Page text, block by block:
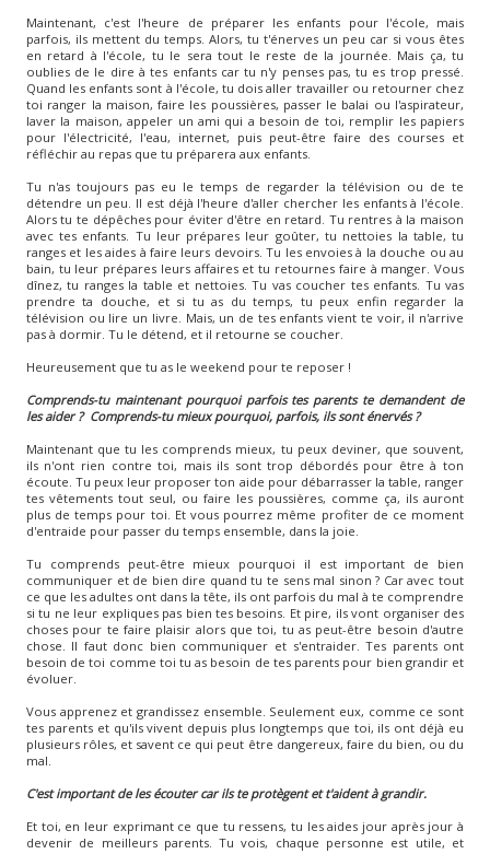
Maintenant, c'est l'heure de préparer les enfants pour l'école, mais
parfois, ils mettent du temps. Alors, tu t'énerves un peu car si vous êtes
en retard à l'école, tu le sera tout le reste de la journée. Mais ça, tu
oublies de le dire à tes enfants car tu n'y penses pas, tu es trop pressé.
Quand les enfants sont à l'école, tu dois aller travailler ou retourner chez
toi ranger la maison, faire les poussières, passer le balai ou l'aspirateur,
laver la maison, appeler un ami qui a besoin de toi, remplir les papiers
pour l'électricité, l'eau, internet, puis peut-être faire des courses et
réfléchir au repas que tu préparera aux enfants.
Tu n'as toujours pas eu le temps de regarder la télévision ou de te
détendre un peu. Il est déjà l'heure d'aller chercher les enfants à l'école.
Alors tu te dépêches pour éviter d'être en retard. Tu rentres à la maison
avec tes enfants. Tu leur prépares leur goûter, tu nettoies la table, tu
ranges et les aides à faire leurs devoirs. Tu les envoies à la douche ou au
bain, tu leur prépares leurs affaires et tu retournes faire à manger. Vous
dînez, tu ranges la table et nettoies. Tu vas coucher tes enfants. Tu vas
prendre ta douche, et si tu as du temps, tu peux enfin regarder la
télévision ou lire un livre. Mais, un de tes enfants vient te voir, il n'arrive
pas à dormir. Tu le détend, et il retourne se coucher.
Heureusement que tu as le weekend pour te reposer !
Comprends-tu maintenant pourquoi parfois tes parents te demandent de
les aider ? Comprends-tu mieux pourquoi, parfois, ils sont énervés ?
Maintenant que tu les comprends mieux, tu peux deviner, que souvent,
ils n'ont rien contre toi, mais ils sont trop débordés pour être à ton
écoute. Tu peux leur proposer ton aide pour débarrasser la table, ranger
tes vêtements tout seul, ou faire les poussières, comme ça, ils auront
plus de temps pour toi. Et vous pourrez même profiter de ce moment
d'entraide pour passer du temps ensemble, dans la joie.
Tu comprends peut-être mieux pourquoi il est important de bien
communiquer et de bien dire quand tu te sens mal sinon ? Car avec tout
ce que les adultes ont dans la tête, ils ont parfois du mal à te comprendre
si tu ne leur expliques pas bien tes besoins. Et pire, ils vont organiser des
choses pour te faire plaisir alors que toi, tu as peut-être besoin d'autre
chose. Il faut donc bien communiquer et s'entraider. Tes parents ont
besoin de toi comme toi tu as besoin de tes parents pour bien grandir et
évoluer.
Vous apprenez et grandissez ensemble. Seulement eux, comme ce sont
tes parents et qu'ils vivent depuis plus longtemps que toi, ils ont déjà eu
plusieurs rôles, et savent ce qui peut être dangereux, faire du bien, ou du
mal.
C'est important de les écouter car ils te protègent et t'aident à grandir.
Et toi, en leur exprimant ce que tu ressens, tu les aides jour après jour à
devenir de meilleurs parents. Tu vois, chaque personne est utile, et